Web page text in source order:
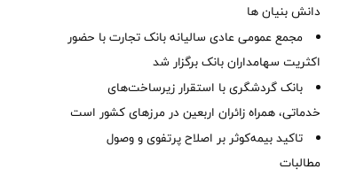
دانش بنیان ها
مجمع عمومی عادی سالیانه بانک تجارت با حضور
اکثریت سهامداران بانک برگزار شد
بانک گردشگری با استقرار زیرساخت‌های
خدماتی، همراه زائران اربعین در مرزهای کشور است
تاکید بیمه‌کوثر بر اصلاح پرتفوی و وصول
مطالبات ‌